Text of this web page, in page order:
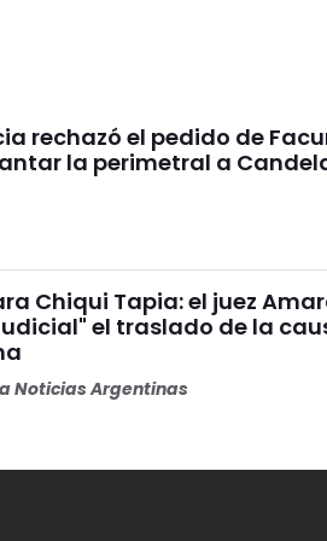
rechazó el pedido de
la perimetral a
Chiqui Tapia: el juez
el traslado de la
Noticias Argentinas